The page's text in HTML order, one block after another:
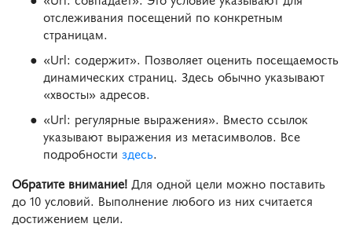
отслеживания посещений по конкретным
страницам.
«Url: содержит». Позволяет оценить посещаемость
динамических страниц. Здесь обычно указывают
«хвосты» адресов.
«Url: регулярные выражения». Вместо ссылок
указывают выражения из метасимволов. Все
подробности здесь.
Обратите внимание! Для одной цели можно поставить
до 10 условий. Выполнение любого из них считается
достижением цели.